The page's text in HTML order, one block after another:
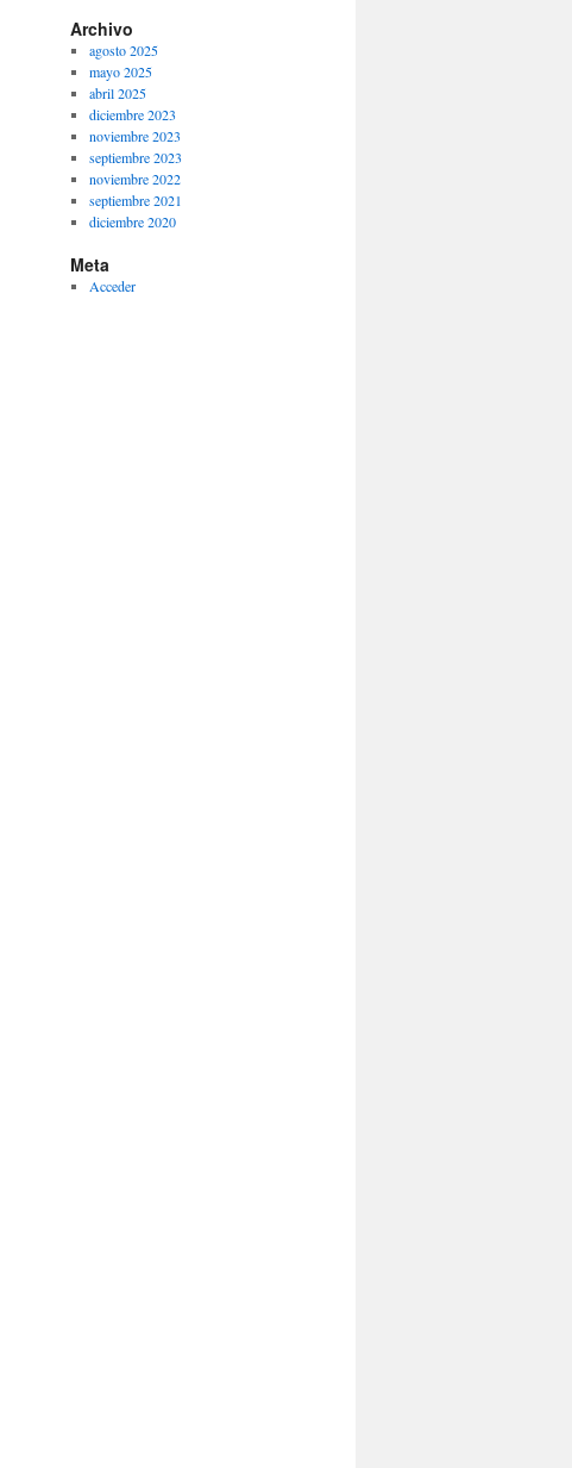
Archivo
agosto 2025
mayo 2025
abril 2025
diciembre 2023
noviembre 2023
septiembre 2023
noviembre 2022
septiembre 2021
diciembre 2020
Meta
Acceder